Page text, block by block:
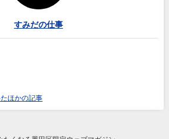
すみだの仕事
ほかの記事